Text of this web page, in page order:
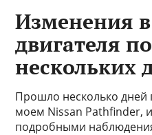
Изменения
двигателя
нескольких
Прошло несколько дней
моем Nissan Pathfinder,
подробными